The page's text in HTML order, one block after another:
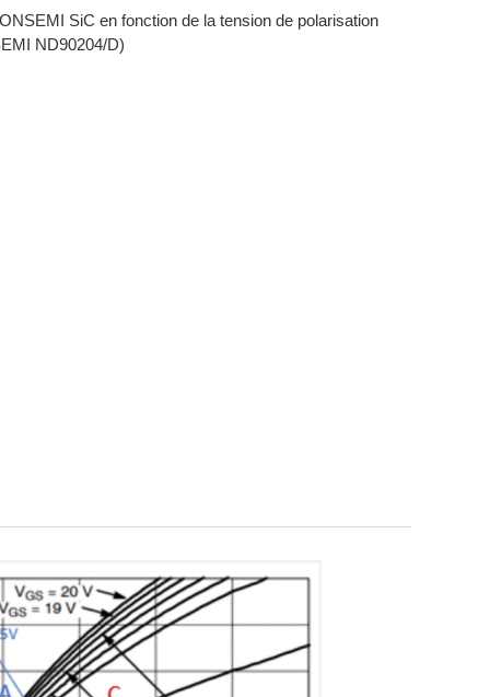
SiC en fonction de la tension de polarisation
ND90204/D)